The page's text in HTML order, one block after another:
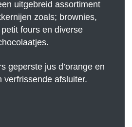
uitgebreid assortiment
zoals; brownies,
fours en diverse
geperste jus d’orange en
verfrissende afsluiter.